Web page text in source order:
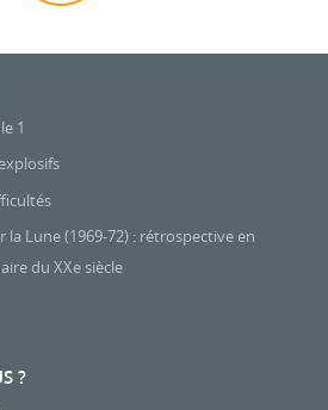
1
la Lune (1969-72) : rétrospective en
du XXe siècle
?